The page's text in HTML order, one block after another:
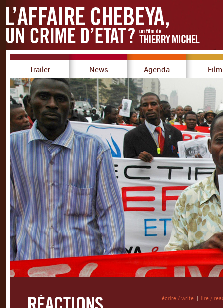
Trailer News Agenda Film
écrire / write | lire /